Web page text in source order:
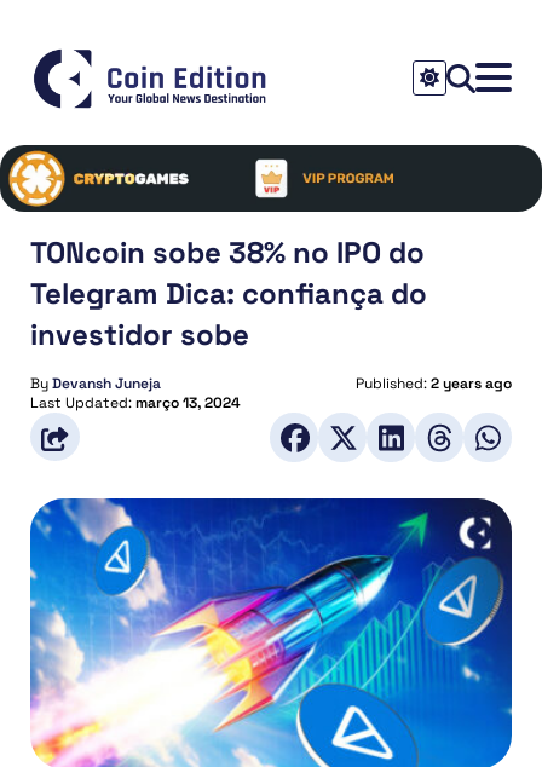
TONcoin sobe 38% no IPO do
Telegram Dica: confiança do
investidor sobe
ByDevansh Juneja Published:2 years ago
Last Updated:março 13, 2024